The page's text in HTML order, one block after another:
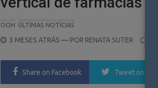
OOH ÚLTIMAS NOTÍCIAS
POSTED
3 MESES ATRÁS — POR RENATA SUTER
Share on Facebook Tweet on